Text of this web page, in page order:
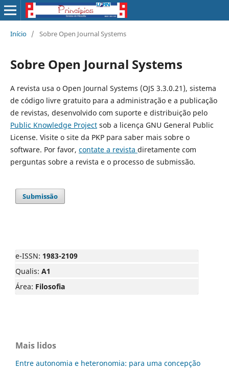
Início / Sobre Open Journal Systems
Sobre Open Journal Systems
A revista usa o Open Journal Systems (OJS 3.3.0.21), sistema
de código livre gratuito para a administração e a publicação
de revistas, desenvolvido com suporte e distribuição pelo
Public Knowledge Projectsob a licença GNU General Public
License. Visite o site da PKP para saber mais sobre o
software. Por favor, contate a revista diretamente com
perguntas sobre a revista e o processo de submissão.
Submissão
e-ISSN: 1983-2109
Qualis: A1
Área: Filosofia
Mais lidos
Entre autonomia e heteronomia: para uma concepção